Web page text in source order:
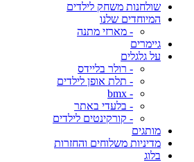
שולחנות משחק לילדים
המיוחדים שלנו
- מארזי מתנה
גיימרים
על גלגלים
- רולר בליידס
- תלת אופן לילדים
- bmx
- בלעדי באתר
- קורקינטים לילדים
מותגים
מדיניות משלוחים והחזרות
בלוג